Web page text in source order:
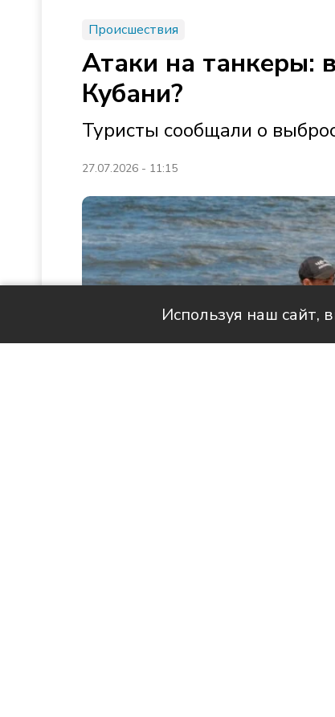
Происшествия
Атаки на танкеры:
Кубани?
Туристы сообщали о
27.07.2026 - 11:15
Используя наш сайт,